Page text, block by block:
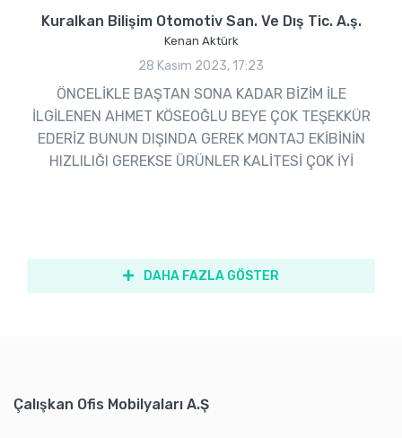
Kuralkan Bilişim Otomotiv San. Ve Dış Tic. A.ş.
Kenan Aktürk
28 Kasım 2023, 17:23
ÖNCELİKLE BAŞTAN SONA KADAR BİZİM İLE
İLGİLENEN AHMET KÖSEOĞLU BEYE ÇOK TEŞEKKÜR
EDERİZ BUNUN DIŞINDA GEREK MONTAJ EKİBİNİN
HIZLILIĞI GEREKSE ÜRÜNLER KALİTESİ ÇOK İYİ
DAHA FAZLA GÖSTER
Çalışkan Ofis Mobilyaları A.Ş